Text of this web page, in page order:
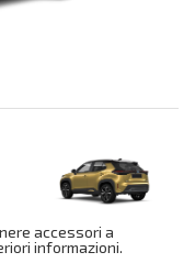
accessori a
informazioni.